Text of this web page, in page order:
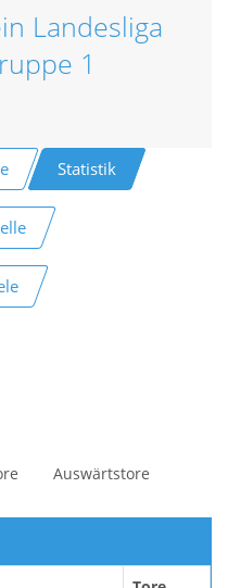
Landesliga
1
Statistik
Auswärtstore